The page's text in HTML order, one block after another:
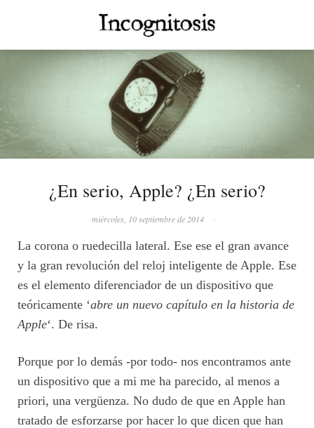
¿En serio, Apple? ¿En serio?
miércoles, 10 septiembre de 2014 ·
La corona o ruedecilla lateral. Ese ese el gran avance
y la gran revolución del reloj inteligente de Apple. Ese
es el elemento diferenciador de un dispositivo que
teóricamente ‘abre un nuevo capítulo en la historia de
Apple‘. De risa.
Porque por lo demás -por todo- nos encontramos ante
un dispositivo que a mi me ha parecido, al menos a
priori, una vergüenza. No dudo de que en Apple han
tratado de esforzarse por hacer lo que dicen que han